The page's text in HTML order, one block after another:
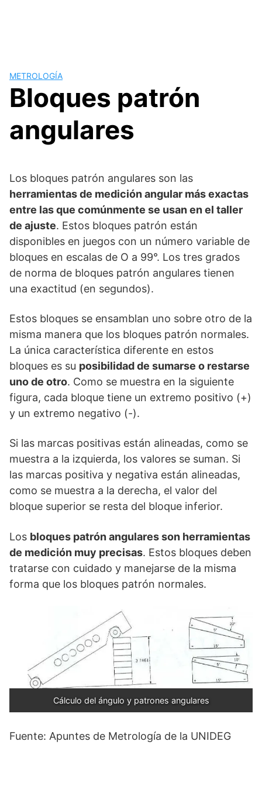
METROLOGÍA
Bloques patrón
angulares
Los bloques patrón angulares son las
herramientas de medición angular más exactas
entre las que comúnmente se usan en el taller
de ajuste. Estos bloques patrón están
disponibles en juegos con un número variable de
bloques en escalas de O a 99°. Los tres grados
de norma de bloques patrón angulares tienen
una exactitud (en segundos).
Estos bloques se ensamblan uno sobre otro de la
misma manera que los bloques patrón normales.
La única característica diferente en estos
bloques es su posibilidad de sumarse o restarse
uno de otro. Como se muestra en la siguiente
figura, cada bloque tiene un extremo positivo (+)
y un extremo negativo (-).
Si las marcas positivas están alineadas, como se
muestra a la izquierda, los valores se suman. Si
las marcas positiva y negativa están alineadas,
como se muestra a la derecha, el valor del
bloque superior se resta del bloque inferior.
Los bloques patrón angulares son herramientas
de medición muy precisas. Estos bloques deben
tratarse con cuidado y manejarse de la misma
forma que los bloques patrón normales.
Cálculo del ángulo y patrones angulares
Fuente: Apuntes de Metrología de la UNIDEG